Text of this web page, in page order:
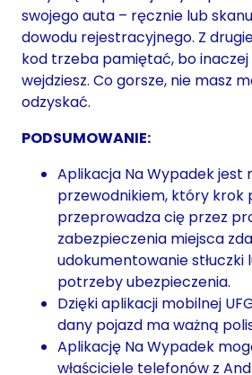
swojego auta – ręcznie lub
dowodu rejestracyjnego. Z
kod trzeba pamiętać, bo inaczej
wejdziesz. Co gorsze, nie masz
odzyskać.
PODSUMOWANIE:
Aplikacja Na Wypadek jest
przewodnikiem, który krok
przeprowadza cię przez
zabezpieczenia miejsca
udokumentowanie stłuczki
potrzeby ubezpieczenia.
Dzięki aplikacji mobilnej
dany pojazd ma ważną
Aplikację Na Wypadek
właściciele telefonów z